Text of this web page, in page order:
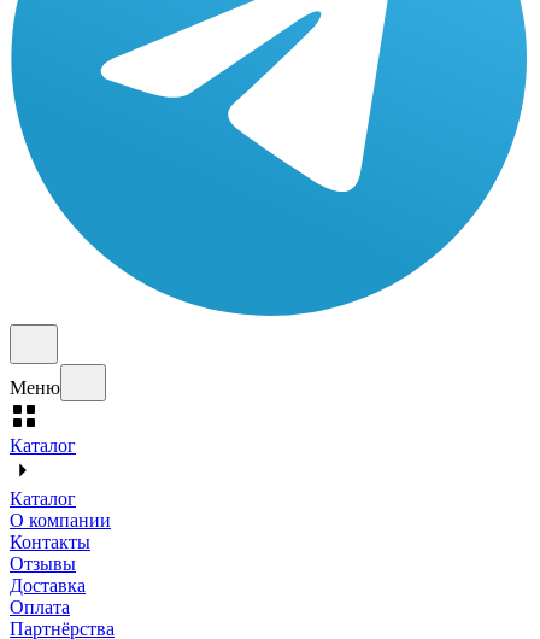
Меню
Каталог
Каталог
О компании
Контакты
Отзывы
Доставка
Оплата
Партнёрства